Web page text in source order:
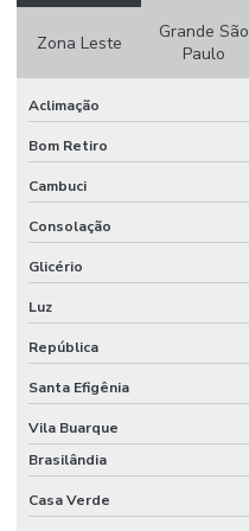
Zona Leste
Grande São
Paulo
Aclimação
Bom Retiro
Cambuci
Consolação
Glicério
Luz
República
Santa Efigênia
Vila Buarque
Brasilândia
Casa Verde